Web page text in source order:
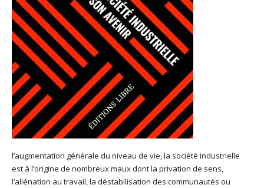
l’augmentation générale du niveau de vie, la société industrielle
est à l’origine de nombreux maux dont la privation de sens,
l’aliénation au travail, la déstabilisation des communautés ou